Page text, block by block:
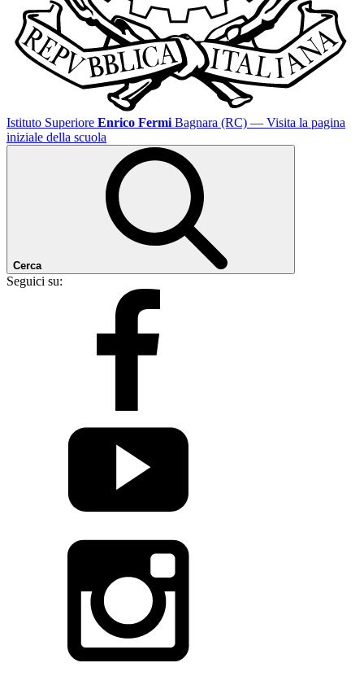
Istituto Superiore Enrico Fermi Bagnara (RC) — Visita la pagina
iniziale della scuola
Cerca
Seguici su: